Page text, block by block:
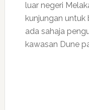
luar negeri
kunjungan untuk
ada sahaja
kawasan Dune